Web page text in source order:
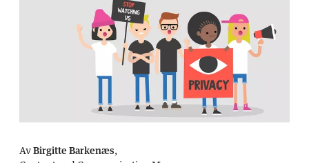
Av Birgitte Barkenæs,